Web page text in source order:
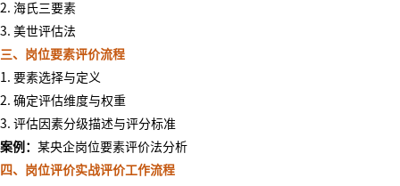
2. 海氏三要素
3. 美世评估法
三、岗位要素评价流程
1. 要素选择与定义
2. 确定评估维度与权重
3. 评估因素分级描述与评分标准
案例： 某央企岗位要素评价法分析
四、岗位评价实战评价工作流程